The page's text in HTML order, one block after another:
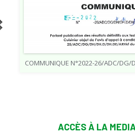
COMMUNIQUE N°2022-26/ADC/DG/
ACCÈS À LA